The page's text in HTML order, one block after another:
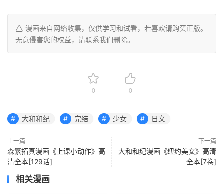
漫画来自网络收集，仅供学习和试看，若喜欢请购买正版。
无意侵害您的权益，请联系我们删除。
0 0
大和和纪 完结 少女 日文
上一篇
森繁拓真漫画《上课小动作》高
清全本[129话]
下一篇
大和和纪漫画《纽约美女》高清
全本[7卷]
相关漫画